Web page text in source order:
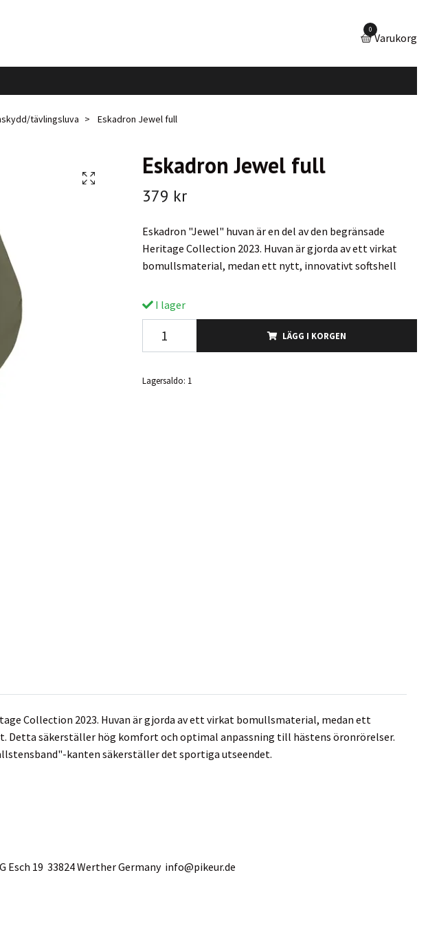
0
Varukorg
tävlingsluva Eskadron Jewel full
Eskadron Jewel full
379 kr
Eskadron "Jewel" huvan är en del av den begränsade
Heritage Collection 2023. Huvan är gjorda av ett virkat
bomullsmaterial, medan ett nytt, innovativt softshell
I lager
LÄGG I KORGEN
Lagersaldo: 1
Collection 2023. Huvan är gjorda av ett virkat bomullsmaterial, medan ett
Detta säkerställer hög komfort och optimal anpassning till hästens öronrörelser.
kanten säkerställer det sportiga utseendet.
Esch 19 33824 Werther Germany info@pikeur.de